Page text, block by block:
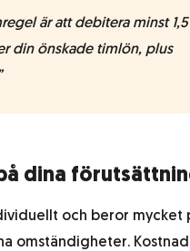
är att debitera minst
din önskade timlön, plus
dina
och beror mycket
omständigheter.